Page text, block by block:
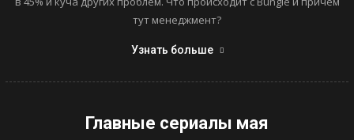
тут менеджмент?
Узнать больше
Главные сериалы мая